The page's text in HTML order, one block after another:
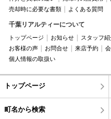
売却時に必要な書類
よくある質問
千葉リアルティーについて
トップページ お知らせ スタッフ
お客様の声
お問合せ 来店予約
個人情報の取扱い
トップページ
町名から検索